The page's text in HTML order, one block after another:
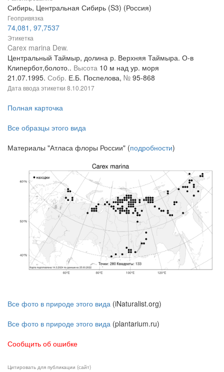
Сибирь, Центральная Сибирь (S3) (Россия)
Геопривязка
74,081, 97,7537
Этикетка
Carex marina Dew.
Центральный Таймыр, долина р. Верхняя Таймыра. О-в
Клипербот,болото.. Высота 10 м над ур. моря
21.07.1995. Собр. Е.Б. Поспелова, № 95-868
Дата ввода этикетки 8.10.2017
Полная карточка
Все образцы этого вида
Материалы "Атласа флоры России" (подробности)
Все фото в природе этого вида (iNaturalist.org)
Все фото в природе этого вида (plantarium.ru)
Сообщить об ошибке
Цитировать для публикации (сайт)